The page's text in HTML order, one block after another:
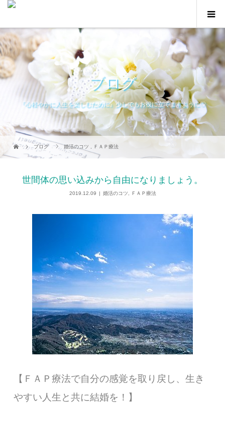
ブログ
『心軽やかに人生を楽しむために』少しでもお役に立てますように♡
ブログ 婚活のコツ ＦＡＰ療法
世間体の思い込みから自由になりましょう。
2019.12.09 婚活のコツ ＦＡＰ療法
【ＦＡＰ療法で自分の感覚を取り戻し、生き
やすい人生と共に結婚を！】